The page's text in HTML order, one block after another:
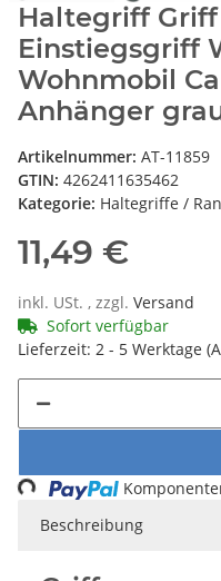
Haltegriff
Einstiegsgriff
Wohnmobil
Anhänger
Artikelnummer: AT-11859
GTIN: 4262411635462
Kategorie: Haltegriffe /
11,49 €
inkl. USt. , zzgl. Versand
Sofort verfügbar
Lieferzeit: 2 - 5 Werktage
Beschreibung